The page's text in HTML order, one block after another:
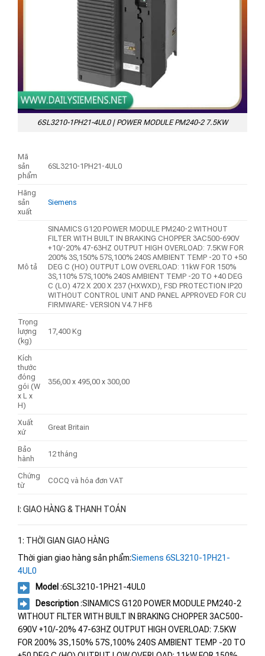
6SL3210-1PH21-4UL0 | POWER MODULE PM240-2 7.5KW
Mã
sản
phẩm
6SL3210-1PH21-4UL0
Hãng
sản
xuất
Siemens
Mô tả
SINAMICS G120 POWER MODULE PM240-2 WITHOUT
FILTER WITH BUILT IN BRAKING CHOPPER 3AC500-690V
+10/-20% 47-63HZ OUTPUT HIGH OVERLOAD: 7.5KW FOR
200% 3S,150% 57S,100% 240S AMBIENT TEMP -20 TO +50
DEG C (HO) OUTPUT LOW OVERLOAD: 11kW FOR 150%
3S,110% 57S,100% 240S AMBIENT TEMP -20 TO +40 DEG
C (LO) 472 X 200 X 237 (HXWXD), FSD PROTECTION IP20
WITHOUT CONTROL UNIT AND PANEL APPROVED FOR CU
FIRMWARE- VERSION V4.7 HF8
Trọng
lượng
(kg)
17,400 Kg
Kích
thước
đóng
gói (W
x L x
H)
356,00 x 495,00 x 300,00
Xuất
xứ
Great Britain
Bảo
hành
12 tháng
Chứng
từ
COCQ và hóa đơn VAT
I: GIAO HÀNG & THANH TOÁN
1: THỜI GIAN GIAO HÀNG
Thời gian giao hàng sản phẩm:Siemens 6SL3210-1PH21-
4UL0
Model :6SL3210-1PH21-4UL0
Description:SINAMICS G120 POWER MODULE PM240-2
WITHOUT FILTER WITH BUILT IN BRAKING CHOPPER 3AC500-
690V +10/-20% 47-63HZ OUTPUT HIGH OVERLOAD: 7.5KW
FOR 200% 3S,150% 57S,100% 240S AMBIENT TEMP -20 TO